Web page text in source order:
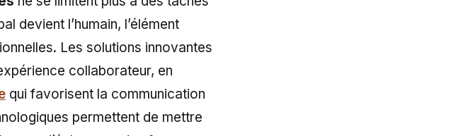
devient l’humain, l’élément
Les solutions innovantes
collaborateur, en
qui favorisent la communication
permettent de mettre